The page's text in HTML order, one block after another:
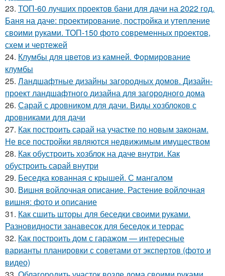
23. ТОП-60 лучших проектов бани для дачи на 2022 год.
Баня на даче: проектирование, постройка и утепление
своими руками. ТОП-150 фото современных проектов,
схем и чертежей
24. Клумбы для цветов из камней. Формирование
клумбы
25. Ландшафтные дизайны загородных домов. Дизайн-
проект ландшафтного дизайна для загородного дома
26. Сарай с дровником для дачи. Виды хозблоков с
дровниками для дачи
27. Как построить сарай на участке по новым законам.
Не все постройки являются недвижимым имуществом
28. Как обустроить хозблок на даче внутри. Как
обустроить сарай внутри
29. Беседка кованная с крышей. С мангалом
30. Вишня войлочная описание. Растение войлочная
вишня: фото и описание
31. Как сшить шторы для беседки своими руками.
Разновидности занавесок для беседок и террас
32. Как построить дом с гаражом — интересные
варианты планировки с советами от экспертов (фото и
видео)